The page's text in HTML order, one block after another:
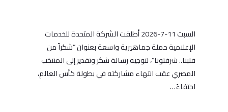
السبت 11-7-2026 أطلقت الشركة المتحدة للخدمات
الإعلامية حملة جماهيرية واسعة بعنوان “شكراً من
قلبنا.. شرفتونا”، لتوجيه رسالة شكر وتقدير إلى المنتخب
المصري عقب انتهاء مشاركته في بطولة كأس العالم،
احتفاءً…